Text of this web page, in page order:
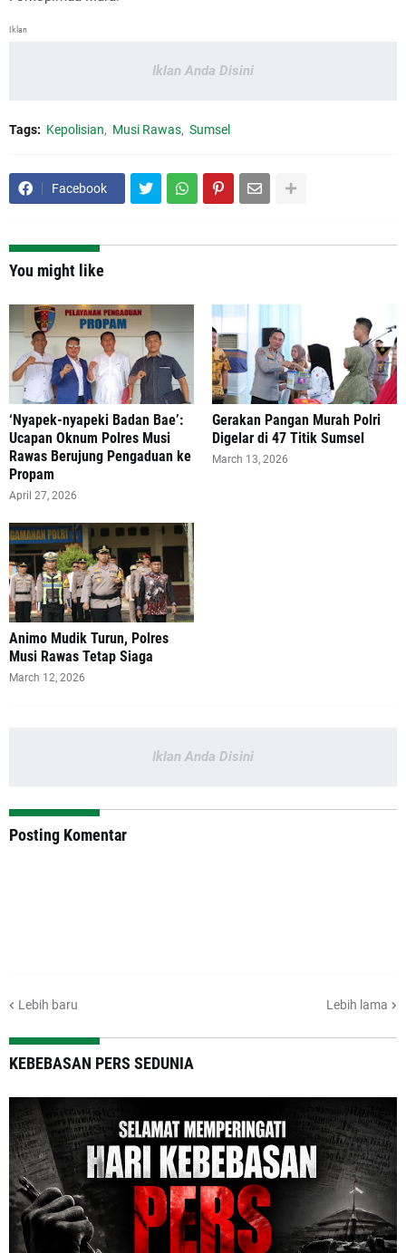
Iklan
Iklan Anda Disini
Tags: Kepolisian Musi Rawas Sumsel
Facebook
You might like
‘Nyapek-nyapeki Badan Bae’:
Ucapan Oknum Polres Musi
Rawas Berujung Pengaduan ke
Propam
April 27, 2026
Gerakan Pangan Murah Polri
Digelar di 47 Titik Sumsel
March 13, 2026
Animo Mudik Turun, Polres
Musi Rawas Tetap Siaga
March 12, 2026
Iklan Anda Disini
Posting Komentar
Lebih baru Lebih lama
KEBEBASAN PERS SEDUNIA